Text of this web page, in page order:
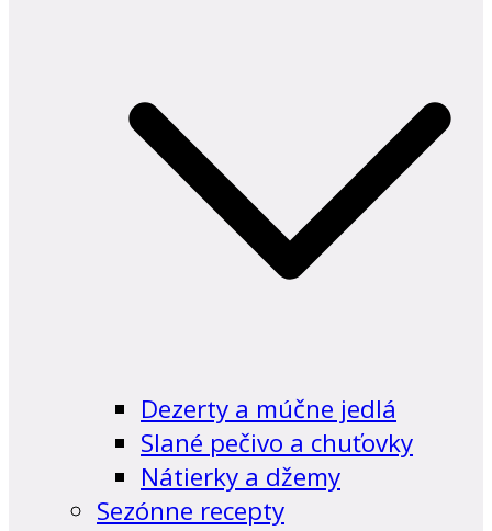
Dezerty a múčne jedlá
Slané pečivo a chuťovky
Nátierky a džemy
Sezónne recepty